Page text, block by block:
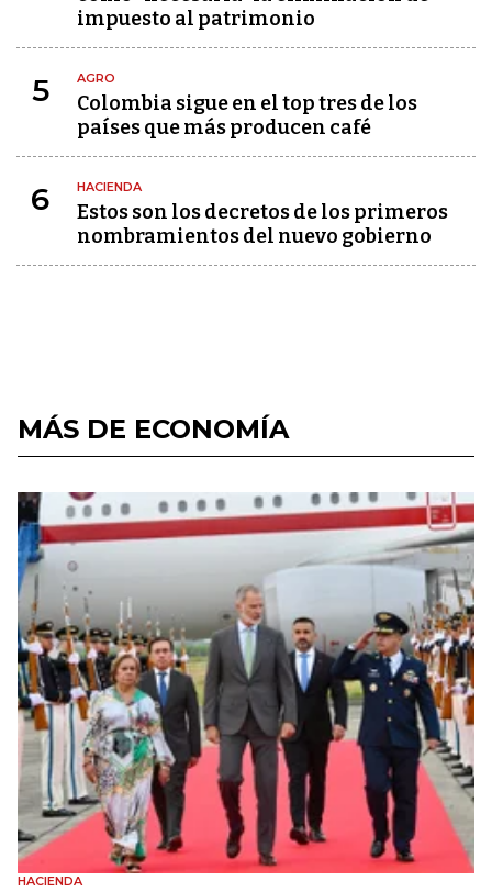
impuesto al patrimonio
5 AGRO
Colombia sigue en el top tres de los
países que más producen café
6 HACIENDA
Estos son los decretos de los primeros
nombramientos del nuevo gobierno
MÁS DE ECONOMÍA
HACIENDA